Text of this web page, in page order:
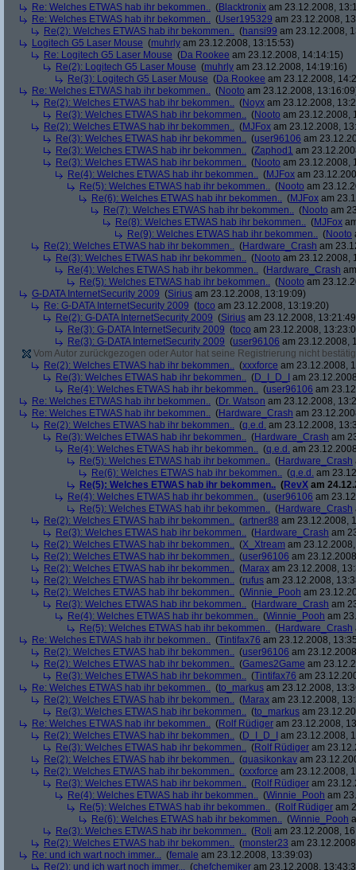
Re: Welches ETWAS hab ihr bekommen.. (Blacktronix am 23.12.2008,
Re: Welches ETWAS hab ihr bekommen.. (User195329 am 23.12.2008,
Re(2): Welches ETWAS hab ihr bekommen.. (hansi99 am 23.12.2008,
Logitech G5 Laser Mouse (muhrly am 23.12.2008, 13:15:53)
Re: Logitech G5 Laser Mouse (Da Rookee am 23.12.2008, 14:14:15)
Re(2): Logitech G5 Laser Mouse (muhrly am 23.12.2008, 14:19:16)
Re(3): Logitech G5 Laser Mouse (Da Rookee am 23.12.2008,
Re: Welches ETWAS hab ihr bekommen.. (Nooto am 23.12.2008,
Re(2): Welches ETWAS hab ihr bekommen.. (Noyx am 23.12.2008,
Re(3): Welches ETWAS hab ihr bekommen.. (Nooto am 23.12.2008,
Re(2): Welches ETWAS hab ihr bekommen.. (MJFox am 23.12.2008,
Re(3): Welches ETWAS hab ihr bekommen.. (user96106 am
Re(3): Welches ETWAS hab ihr bekommen.. (Zaphod1 am
Re(3): Welches ETWAS hab ihr bekommen.. (Nooto am 23.12.2008,
Re(4): Welches ETWAS hab ihr bekommen.. (MJFox am
Re(5): Welches ETWAS hab ihr bekommen.. (Nooto am
Re(6): Welches ETWAS hab ihr bekommen.. (MJFox am
Re(7): Welches ETWAS hab ihr bekommen.. (Nooto am
Re(8): Welches ETWAS hab ihr bekommen.. (MJFox
Re(9): Welches ETWAS hab ihr bekommen.. (Nooto
Re(2): Welches ETWAS hab ihr bekommen.. (Hardware_Crash am
Re(3): Welches ETWAS hab ihr bekommen.. (Nooto am 23.12.2008,
Re(4): Welches ETWAS hab ihr bekommen.. (Hardware_Crash
Re(5): Welches ETWAS hab ihr bekommen.. (Nooto am
G-DATA InternetSecurity 2009 (Sirius am 23.12.2008, 13:19:09)
Re: G-DATA InternetSecurity 2009 (toco am 23.12.2008, 13:19:20)
Re(2): G-DATA InternetSecurity 2009 (Sirius am 23.12.2008,
Re(3): G-DATA InternetSecurity 2009 (toco am 23.12.2008,
Re(3): G-DATA InternetSecurity 2009 (user96106 am 23.12.2008,
Vom Autor zurückgezogen oder Autor hat seine Registrierung nicht
Re(2): Welches ETWAS hab ihr bekommen.. (xxxforce am 23.12.2008,
Re(3): Welches ETWAS hab ihr bekommen.. (D_I_D_I
am
Re(4): Welches ETWAS hab ihr bekommen.. (user96106 am
Re: Welches ETWAS hab ihr bekommen.. (Dr. Watson am 23.12.2008,
Re: Welches ETWAS hab ihr bekommen.. (Hardware_Crash am
Re(2): Welches ETWAS hab ihr bekommen.. (q.e.d. am 23.12.2008,
Re(3): Welches ETWAS hab ihr bekommen.. (Hardware_Crash am
Re(4): Welches ETWAS hab ihr bekommen.. (q.e.d. am
Re(5): Welches ETWAS hab ihr bekommen.. (Hardware_Crash
Re(6): Welches ETWAS hab ihr bekommen.. (q.e.d. am
Re(5): Welches ETWAS hab ihr bekommen.. (RevX am
Re(4): Welches ETWAS hab ihr bekommen.. (user96106 am
Re(5): Welches ETWAS hab ihr bekommen.. (Hardware_Crash
Re(2): Welches ETWAS hab ihr bekommen.. (artner88 am 23.12.2008,
Re(3): Welches ETWAS hab ihr bekommen.. (Hardware_Crash am
Re(2): Welches ETWAS hab ihr bekommen.. (X_Xtream am
Re(2): Welches ETWAS hab ihr bekommen.. (user96106 am
Re(2): Welches ETWAS hab ihr bekommen.. (Marax am 23.12.2008,
Re(2): Welches ETWAS hab ihr bekommen.. (rufus am 23.12.2008,
Re(2): Welches ETWAS hab ihr bekommen.. (Winnie_Pooh am
Re(3): Welches ETWAS hab ihr bekommen.. (Hardware_Crash am
Re(4): Welches ETWAS hab ihr bekommen.. (Winnie_Pooh am
Re(5): Welches ETWAS hab ihr bekommen.. (Hardware_Crash
Re: Welches ETWAS hab ihr bekommen.. (Tintifax76 am 23.12.2008,
Re(2): Welches ETWAS hab ihr bekommen.. (user96106 am
Re(2): Welches ETWAS hab ihr bekommen.. (Games2Game am
Re(3): Welches ETWAS hab ihr bekommen.. (Tintifax76 am
Re: Welches ETWAS hab ihr bekommen.. (to_markus am 23.12.2008,
Re(2): Welches ETWAS hab ihr bekommen.. (Marax am 23.12.2008,
Re(3): Welches ETWAS hab ihr bekommen.. (to_markus am
Re: Welches ETWAS hab ihr bekommen.. (Rolf Rüdiger am 23.12.2008,
Re(2): Welches ETWAS hab ihr bekommen.. (D_I_D_I
am 23.12.2008,
Re(3): Welches ETWAS hab ihr bekommen.. (Rolf Rüdiger am
Re(2): Welches ETWAS hab ihr bekommen.. (quasikonkav am
Re(2): Welches ETWAS hab ihr bekommen.. (xxxforce am 23.12.2008,
Re(3): Welches ETWAS hab ihr bekommen.. (Rolf Rüdiger am
Re(4): Welches ETWAS hab ihr bekommen.. (Winnie_Pooh am
Re(5): Welches ETWAS hab ihr bekommen.. (Rolf Rüdiger am
Re(6): Welches ETWAS hab ihr bekommen.. (Winnie_Pooh
Re(3): Welches ETWAS hab ihr bekommen.. (Roli am 23.12.2008,
Re(2): Welches ETWAS hab ihr bekommen.. (monster23 am
Re: und ich wart noch immer... (female am 23.12.2008, 13:39:03)
Re(2): und ich wart noch immer... (chefchemiker am 23.12.2008,